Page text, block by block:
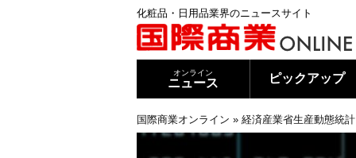
化粧品・日用品業界のニュースサイト
オンライン
ニュース ピックアップ
国際商業オンライン » 経済産業省生産動態統計